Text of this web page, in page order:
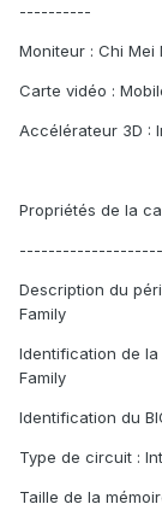
----------
Moniteur : Chi Mei
Carte vidéo :
Accélérateur 3D :
Propriétés de la
Description du
Family
Identification de
Family
Identification du
Type de circuit :
Taille de la